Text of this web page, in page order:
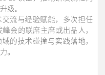
级。
流与经验赋能，多次担任
会的联席主席或出品人，
的技术碰撞与实践落地，
。